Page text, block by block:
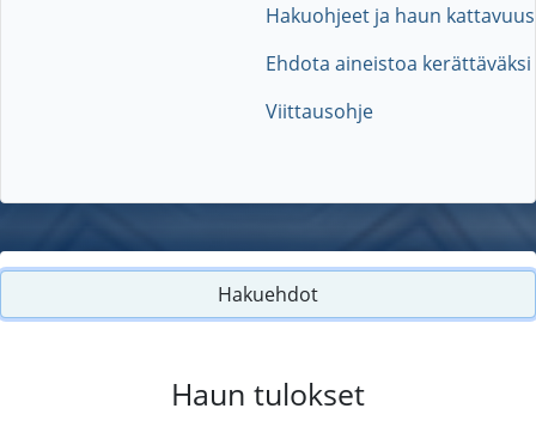
Hakuohjeet ja haun kattavuus
Ehdota aineistoa kerättäväksi
Viittausohje
Hakuehdot
Haun tulokset